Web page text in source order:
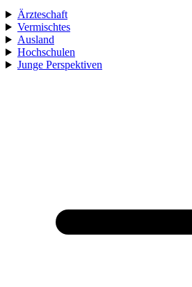
Ärzteschaft
Vermischtes
Ausland
Hochschulen
Junge Perspektiven